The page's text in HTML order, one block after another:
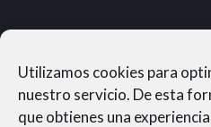
Utilizamos cookies para
nuestro servicio. De esta
que obtienes una